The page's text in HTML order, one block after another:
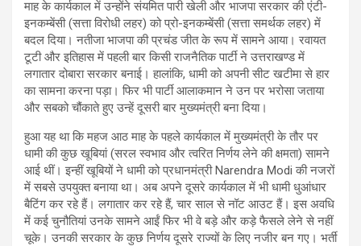
माह के कार्यकाल में उन्होंने संयमित पारी खेली और भाजपा सरकार की एंटी-
इनकम्बेंसी (सत्ता विरोधी लहर) को प्रो-इनकम्बेंसी (सत्ता समर्थक लहर) में
बदल दिया। नतीजा भाजपा की प्रचंड जीत के रूप में सामने आया। रवायत
टूटी और इतिहास में पहली बार किसी राजनैतिक पार्टी ने उत्तराखण्ड में
लगातार दोबारा सरकार बनाई। हालांकि, धामी को अपनी सीट खटीमा से हार
का सामना करना पड़ा। फिर भी पार्टी आलाकमान ने उन पर भरोसा जताया
और सबको चौंकाते हुए उन्हें दूसरी बार मुख्यमंत्री बना दिया।
हुआ यह था कि महज आठ माह के पहले कार्यकाल में मुख्यमंत्री के तौर पर
धामी की कुछ खूबियां (सरल स्वभाव और त्वरित निर्णय लेने की क्षमता) सामने
आई थीं। इन्हीं खूबियों ने धामी को प्रधानमंत्री Narendra Modi की नजरों
में सबसे उपयुक्त बनाया था। अब अपने दूसरे कार्यकाल में भी धामी धुआंधार
बैटिंग कर रहे हैं। लगातार कर रहे हैं, चार साल से नॉट आउट हैं। इस अवधि
में कई चुनौतियां उनके सामने आईं फिर भी वे बड़े और कड़े फैसले लेने से नहीं
चूके। उनकी सरकार के कुछ निर्णय दूसरे राज्यों के लिए नजीर बन गए। भर्ती